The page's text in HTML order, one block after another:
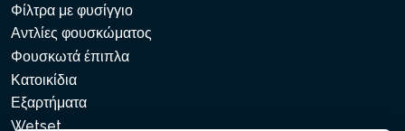
Φίλτρα με φυσίγγιο
Αντλίες φουσκώματος
Φουσκωτά έπιπλα
Κατοικίδια
Εξαρτήματα
Wetset